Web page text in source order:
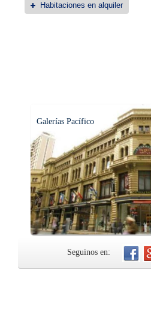
Habitaciones en alquiler
Galerías Pacífico
Seguinos en: